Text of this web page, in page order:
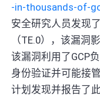
-in-thousands-of-
安全研究人员发现
（TE.0），该漏洞
该漏洞利用了GCP
身份验证并可能接
计划发现并报告了